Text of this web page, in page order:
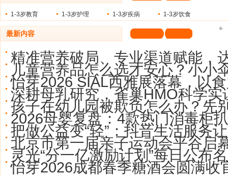
1-3岁教育 1-3岁护理 1-3岁疾病 1-3岁饮食
最新内容
精准营养破局、专业渠道赋能，
儿童营养品怎么选才安心？小小
怡芽2026 SIAL西雅展落幕，以
深耕母乳研究，雀巢HMO科学实
孩子在幼儿园被欺负怎么办？先
2026母婴复盘：4款热门消毒柜
把做公益变“轻”：抖音生活服务让
北京市第一届亲子运动会平谷启
灵光“分一亿激励计划”每日公布名
怡芽2026成都春季糖酒会圆满收